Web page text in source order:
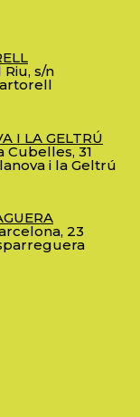
s/n
I LA GELTRÚ
Cubelles, 31
i la Geltrú
23